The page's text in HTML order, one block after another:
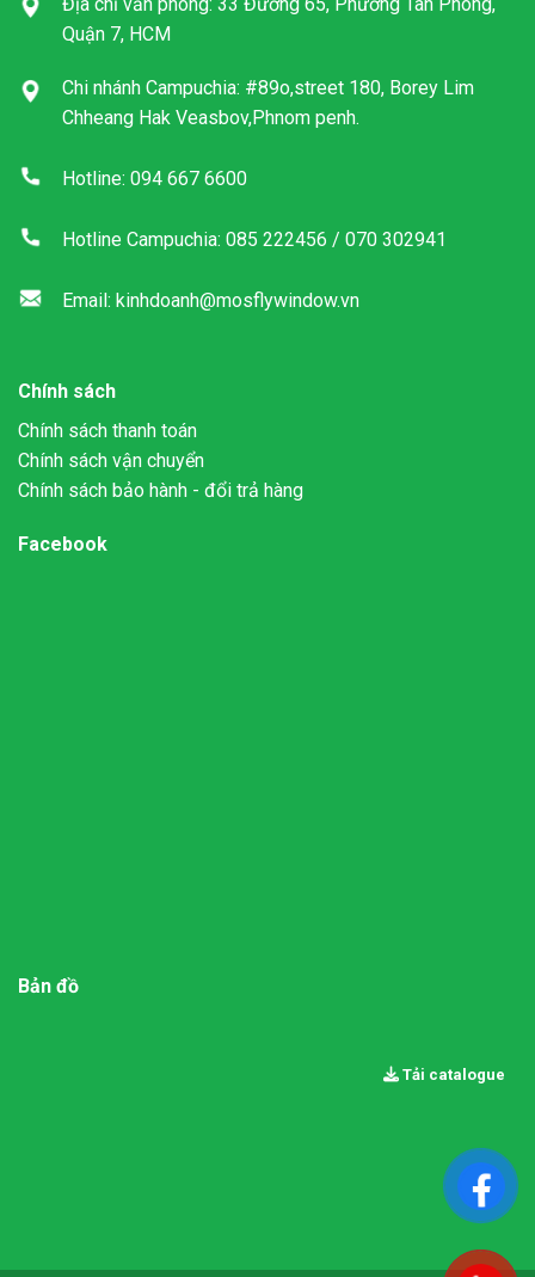
Tải catalogue
Quận 7, HCM
Chi nhánh Campuchia: #89o,street 180, Borey Lim
Chheang Hak Veasbov,Phnom penh.
Hotline: 094 667 6600
Hotline Campuchia: 085 222456 / 070 302941
Email: kinhdoanh@mosflywindow.vn
Chính sách
Chính sách thanh toán
Chính sách vận chuyển
Chính sách bảo hành - đổi trả hàng
Facebook
Bản đồ